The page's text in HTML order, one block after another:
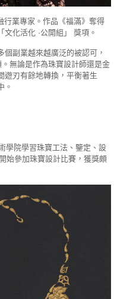
行業專家。作品《福滿》奪得
化活化 ·公開組」 獎項。
個副業越來越廣泛的被認可，
。無論是作為珠寶設計師還是金
遊刃有餘地轉換，平衡著生
。
學院學習珠寶工法、鑒定、設
始參加珠寶設計比賽，獲獎頗